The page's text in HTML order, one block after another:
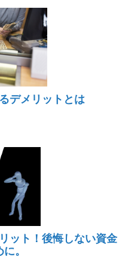
デメリットとは
ット！後悔しない資金
。